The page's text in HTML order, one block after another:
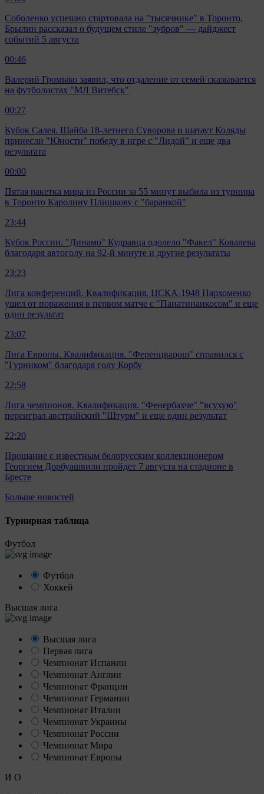
Соболенко успешно стартовала на "тысячнике" в Торонто,
Брылин рассказал о будущем стиле "зубров" — дайджест
событий 5 августа
00:46
Валерий Громыко заявил, что отдаление от семей сказывается
на футболистах "МЛ Витебск"
00:27
Кубок Салея. Шайба 18-летнего Суворова и шатаут Коляды
принесли "Юности" победу в игре с "Лидой" и еще два
результата
00:00
Пятая ракетка мира из России за 55 минут выбила из турнира
в Торонто Каролину Плишкову с "баранкой"
23:44
Кубок России. "Динамо" Кудравца одолело "Факел" Ковалева
благодаря автоголу на 92-й минуте и другие результаты
23:23
Лига конференций. Квалификация. ЦСКА-1948 Пархоменко
ушел от поражения в первом матче с "Панатинаикосом" и еще
один результат
23:07
Лига Европы. Квалификация. "Ференцварош" справился с
"Гурником" благодаря голу Корбу
22:58
Лига чемпионов. Квалификация. "Фенербахче" "всухую"
переиграл австрийский "Штурм" и еще один результат
22:20
Прощание с известным белорусским коллекционером
Георгием Дорбуашвили пройдет 7 августа на стадионе в
Бресте
Больше новостей
Турнирная таблица
Футбол
Футбол
Хоккей
Высшая лига
Высшая лига
Первая лига
Чемпионат Испании
Чемпионат Англии
Чемпионат Франции
Чемпионат Германии
Чемпионат Италии
Чемпионат Украины
Чемпионат России
Чемпионат Мира
Чемпионат Европы
И О